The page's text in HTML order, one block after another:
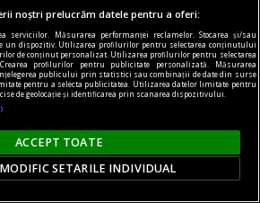
noștri prelucrăm datele pentru a oferi:
serviciilor. Măsurarea performanței reclamelor. Stocarea și/sau
un dispozitiv. Utilizarea profilurilor pentru selectarea conținutului
de conținut personalizat. Utilizarea profilurilor pentru selectarea
profilurilor pentru publicitate personalizată. Măsurarea
publicului prin statistici sau combinații de date din surse
pentru a selecta publicitatea. Utilizarea datelor limitate pentru
de geolocație și identificarea prin scanarea dispozitivului.
ACCEPT TOATE
SETARILE INDIVIDUAL